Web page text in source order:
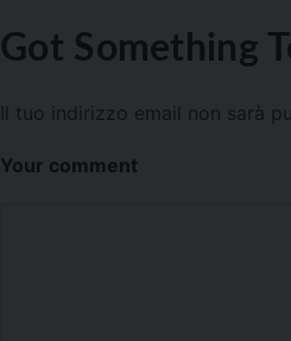
Got Something
Il tuo indirizzo email non sarà
Your comment